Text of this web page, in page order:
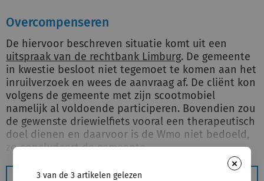
×
3 van de 3 artikelen gelezen
Overcompenseren
De hiervoor beschreven situatie komt uit een
uitspraak van de rechtbank Limburg. De gemeente
in kwestie besloot niet tegemoet te komen aan het
inruilverzoek en wees de aanvraag af. De cliënt kon
volgens de gemeente met zijn scootmobiel
namelijk al voldoende participeren. Bovendien zou
de gewenste driewielfiets vooral een therapeutisch
doel dienen en daarvoor is de Wmo niet bedoeld,
zo concludeert de gemeente.